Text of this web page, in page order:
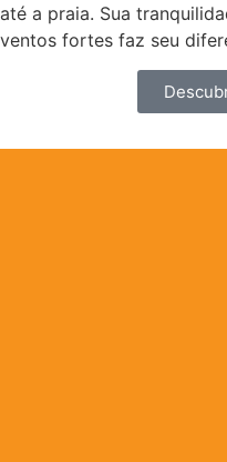
até a praia. Sua
ventos fortes faz seu